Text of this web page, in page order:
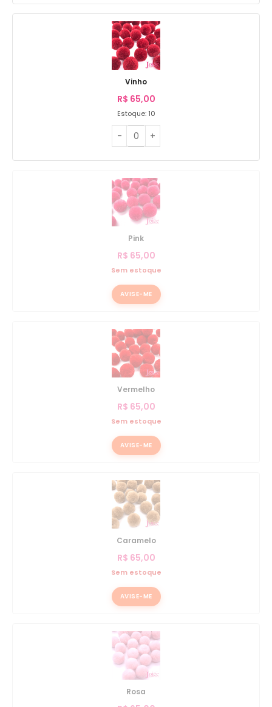
Vinho
R$ 65,00
Estoque: 10
Pink
R$ 65,00
Sem estoque
AVISE-ME
Vermelho
R$ 65,00
Sem estoque
AVISE-ME
Caramelo
R$ 65,00
Sem estoque
AVISE-ME
Rosa